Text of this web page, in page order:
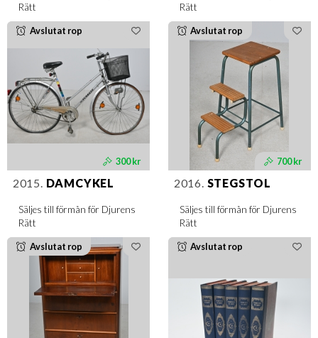
Rätt
Rätt
Avslutat rop
300 kr
2015. DAMCYKEL
Säljes till förmån för Djurens
Rätt
Avslutat rop
700 kr
2016. STEGSTOL
Säljes till förmån för Djurens
Rätt
Avslutat rop Avslutat rop